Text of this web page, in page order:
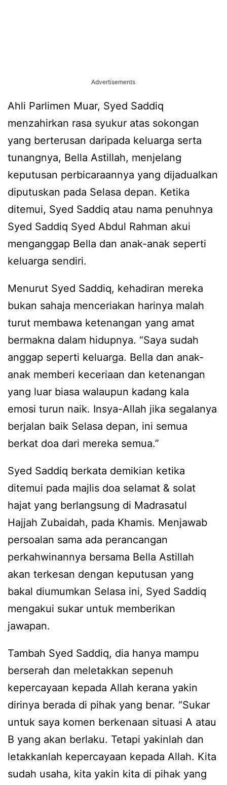
Advertisements
Ahli Parlimen Muar, Syed Saddiq
menzahirkan rasa syukur atas sokongan
yang berterusan daripada keluarga serta
tunangnya, Bella Astillah, menjelang
keputusan perbicaraannya yang dijadualkan
diputuskan pada Selasa depan. Ketika
ditemui, Syed Saddiq atau nama penuhnya
Syed Saddiq Syed Abdul Rahman akui
menganggap Bella dan anak-anak seperti
keluarga sendiri.
Menurut Syed Saddiq, kehadiran mereka
bukan sahaja menceriakan harinya malah
turut membawa ketenangan yang amat
bermakna dalam hidupnya. “Saya sudah
anggap seperti keluarga. Bella dan anak-
anak memberi keceriaan dan ketenangan
yang luar biasa walaupun kadang kala
emosi turun naik. Insya-Allah jika segalanya
berjalan baik Selasa depan, ini semua
berkat doa dari mereka semua.”
Syed Saddiq berkata demikian ketika
ditemui pada majlis doa selamat & solat
hajat yang berlangsung di Madrasatul
Hajjah Zubaidah, pada Khamis. Menjawab
persoalan sama ada perancangan
perkahwinannya bersama Bella Astillah
akan terkesan dengan keputusan yang
bakal diumumkan Selasa ini, Syed Saddiq
mengakui sukar untuk memberikan
jawapan.
Tambah Syed Saddiq, dia hanya mampu
berserah dan meletakkan sepenuh
kepercayaan kepada Allah kerana yakin
dirinya berada di pihak yang benar. “Sukar
untuk saya komen berkenaan situasi A atau
B yang akan berlaku. Tetapi yakinlah dan
letakkanlah kepercayaan kepada Allah. Kita
sudah usaha, kita yakin kita di pihak yang